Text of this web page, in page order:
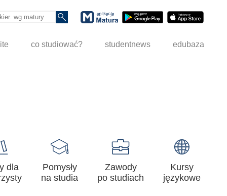
co studiować? studentnews edubaza
dla
Pomysły
na studia
Zawody
po studiach
Kursy
językowe